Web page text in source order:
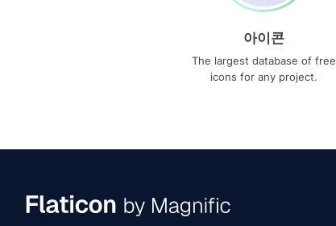
아이콘
The largest database of free
icons for any project.